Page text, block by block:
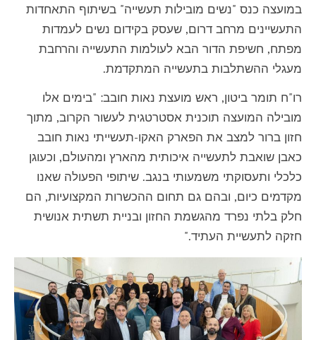
במועצה כנס "נשים מובילות תעשייה" בשיתוף התאחדות
התעשיינים מרחב דרום, שעסק בקידום נשים לעמדות
מפתח, חשיפת הדור הבא לעולמות התעשייה והרחבת
מעגלי ההשתלבות בתעשייה המתקדמת.
רו"ח תומר ביטון, ראש מועצת נאות חובב: "בימים אלו
מובילה המועצה תוכנית אסטרטגית לעשור הקרוב, מתוך
חזון ברור למצב את הפארק האקו-תעשייתי נאות חובב
כאבן שואבת לתעשייה איכותית מהארץ ומהעולם, וכעוגן
כלכלי ותעסוקתי משמעותי בנגב. שיתופי הפעולה שאנו
מקדמים כיום, ובהם גם תחום ההכשרות המקצועיות, הם
חלק בלתי נפרד מהגשמת החזון ובניית תשתית אנושית
חזקה לתעשיית העתיד."